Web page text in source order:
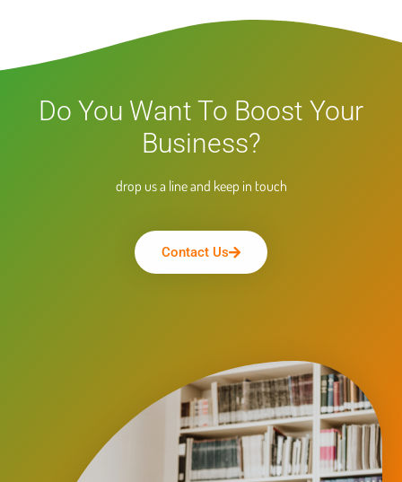
Do You Want To Boost Your
Business?
drop us a line and keep in touch
Contact Us